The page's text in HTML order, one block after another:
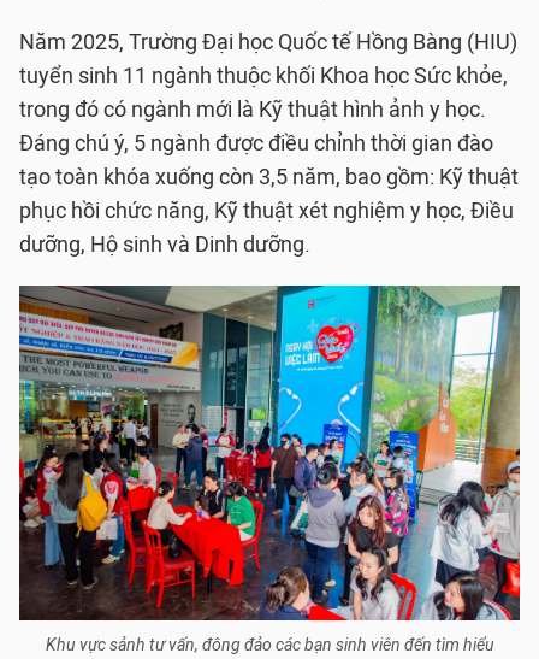
Năm 2025, Trường Đại học Quốc tế Hồng Bàng (HIU)
tuyển sinh 11 ngành thuộc khối Khoa học Sức khỏe,
trong đó có ngành mới là Kỹ thuật hình ảnh y học.
Đáng chú ý, 5 ngành được điều chỉnh thời gian đào
tạo toàn khóa xuống còn 3,5 năm, bao gồm: Kỹ thuật
phục hồi chức năng, Kỹ thuật xét nghiệm y học, Điều
dưỡng, Hộ sinh và Dinh dưỡng.
Khu vực sảnh tư vấn, đông đảo các bạn sinh viên đến tìm hiểu